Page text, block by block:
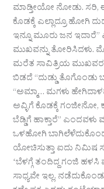
ಮಾಡ್ತೀಯೋ ನೋಡು. ಸರಿ,
ಕೊಡಕ್ಕೆ ಎಲ್ಲಾದ್ರೂ ಹೋಗಿ
ಇನ್ನೂ ಮೂರು ಜನ ಇದಾರೆ”
ಮುಖವನ್ನು ತೋರಿಸಿದಳು.
ಮರೆತ ಸಾವಿತ್ರಿಯ
ಬಿಡದೆ “ದುಡ್ಡು ತೊಗೊಂಡು
“ಅಮ್ಮಾ… ಮಗಳು
ಅವ್ಳಿಗೆ ಕೊಡಕ್ಕೆ ಗಂಜೀನೋ,
ಬೆಡ್ಡಿಗೆ ಹಾಕ್ತಾರೆ”
ಒಳಹೋಗಿ
ಯೋಚಿಸುತ್ತಾ ಐದು ನಿಮಿಷ
ʻಬೆಳಗ್ಗೆ ತಂದಿದ್ದ ಗಂಜಿ
ಸಾಧ್ಯವೇ ಇಲ್ಲ.